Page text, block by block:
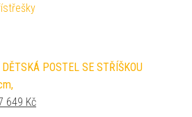
POSTEL SE STŘÍŠKOU
cena byla: 8 999 Kč.
649 KčAktuální cena je: 7 649 Kč.